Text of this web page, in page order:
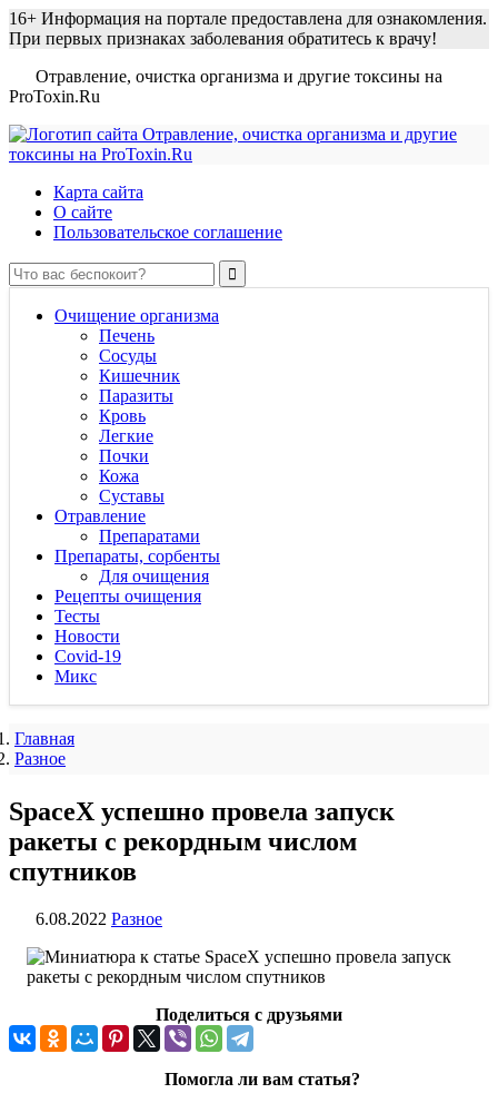
16+ Информация на портале предоставлена для ознакомления.
При первых признаках заболевания обратитесь к врачу!
Отравление, очистка организма и другие токсины на
ProToxin.Ru
Карта сайта
О сайте
Пользовательское соглашение
Очищение организма
Печень
Сосуды
Кишечник
Паразиты
Кровь
Легкие
Почки
Кожа
Суставы
Отравление
Препаратами
Препараты, сорбенты
Для очищения
Рецепты очищения
Тесты
Новости
Covid-19
Микс
Главная
Разное
SpaceX успешно провела запуск
ракеты с рекордным числом
спутников
6.08.2022 Разное
Поделиться с друзьями
Помогла ли вам статья?